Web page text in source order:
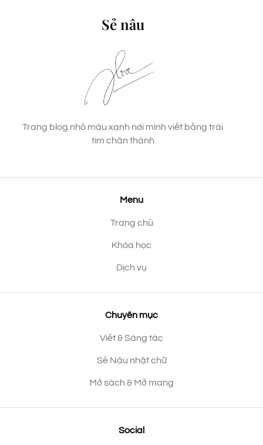
Sẻ nâu
Trang blog nhỏ màu xanh nơi mình viết bằng trái
tim chân thành
Menu
Trang chủ
Khóa học
Dịch vụ
Chuyên mục
Viết & Sáng tác
Sẻ Nâu nhặt chữ
Mở sách & Mở mang
Social